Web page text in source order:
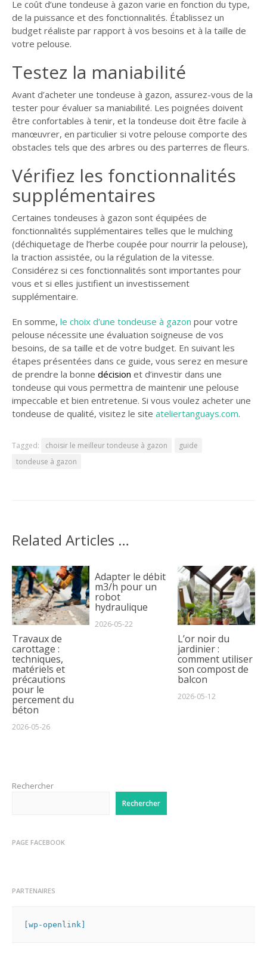
Le coût d’une tondeuse à gazon varie en fonction du type,
de la puissance et des fonctionnalités. Établissez un
budget réaliste par rapport à vos besoins et à la taille de
votre pelouse.
Testez la maniabilité
Avant d’acheter une tondeuse à gazon, assurez-vous de la
tester pour évaluer sa maniabilité. Les poignées doivent
être confortables à tenir, et la tondeuse doit être facile à
manœuvrer, en particulier si votre pelouse comporte des
obstacles tels que des arbres ou des parterres de fleurs.
Vérifiez les fonctionnalités
supplémentaires
Certaines tondeuses à gazon sont équipées de
fonctionnalités supplémentaires telles que le mulching
(déchiquetage de l’herbe coupée pour nourrir la pelouse),
la traction assistée, ou la régulation de la vitesse.
Considérez si ces fonctionnalités sont importantes pour
vous et si elles justifient un investissement
supplémentaire.
En somme, le choix d’une tondeuse à gazon pour votre
pelouse nécessite une évaluation soigneuse de vos
besoins, de sa taille et de votre budget. En suivant les
étapes présentées dans ce guide, vous serez en mesure
de prendre la bonne décision et d’investir dans une
tondeuse qui vous permettra de maintenir une pelouse
impeccable et bien entretenue. Si vous voulez acheter une
tondeuse de qualité, visitez le site ateliertanguays.com.
Tagged: choisir le meilleur tondeuse à gazon
guide
tondeuse à gazon
Related Articles …
Travaux de
carottage :
techniques,
matériels et
précautions
pour le
percement du
béton
2026-05-26
Adapter le débit
m3/h pour un
robot
hydraulique
2026-05-22
L’or noir du
jardinier :
comment utiliser
son compost de
balcon
2026-05-12
Rechercher
Rechercher
PAGE FACEBOOK
PARTENAIRES
[wp-openlink]